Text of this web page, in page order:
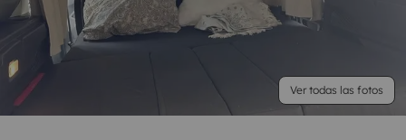
Ver todas las fotos